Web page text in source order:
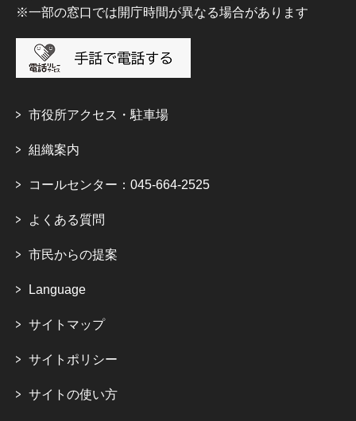
※一部の窓口では開庁時間が異なる場合があります
市役所アクセス・駐車場
組織案内
コールセンター：045-664-2525
よくある質問
市民からの提案
Language
サイトマップ
サイトポリシー
サイトの使い方